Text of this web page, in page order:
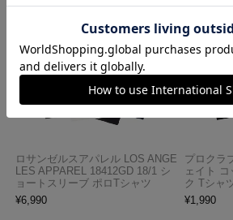
ロサンゼルスアパレル LOS ANGE
LES APPAREL 18412GD 18/1 シ
ョートスリーブ ポロTシャツ
¥6,990
プロクラ
ェイト
ク Tシャ
¥1,990